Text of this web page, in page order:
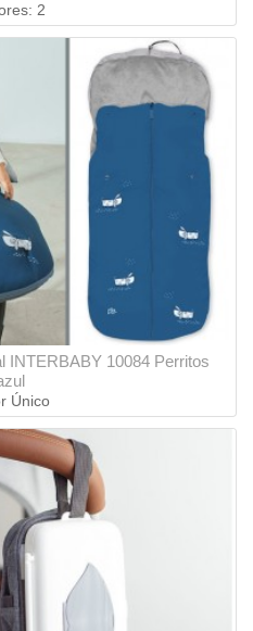
2
INTERBABY 10084 Perritos
Único